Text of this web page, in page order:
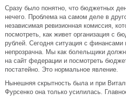
Сразу было понятно, что бюджетных
нечего. Проблема на самом деле в
независимая ревизионная комиссия,
посмотреть, как живет организация с
рублей. Сегодня ситуация с
непрозрачна. Мы как болельщики
на сайт федерации и посмотреть
постатейно. Это нормальное явление.
Нынешняя скрытность была и при
Фурсенко она только усилилась.